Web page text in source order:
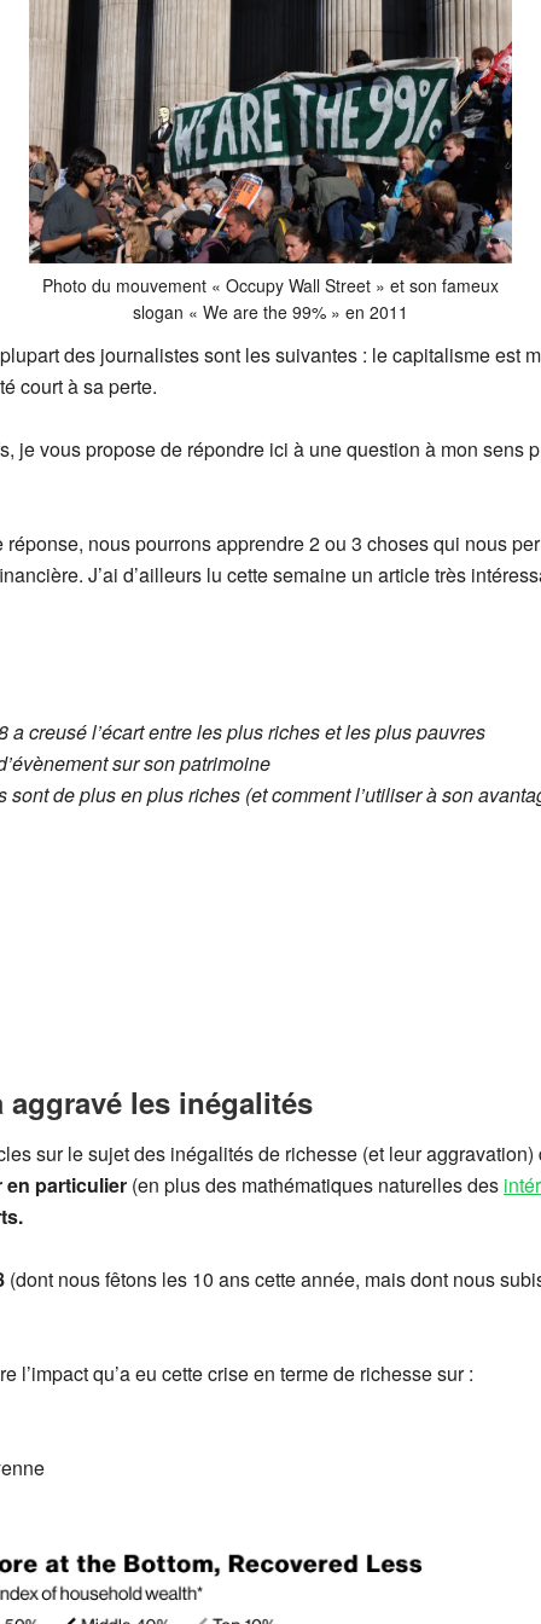
Photo du mouvement « Occupy Wall Street » et son fameux
slogan « We are the 99% » en 2011
des journalistes sont les suivantes : le capitalisme est
court à sa perte.
je vous propose de répondre ici à une question à mon sens
nous pourrons apprendre 2 ou 3 choses qui nous
J’ai d’ailleurs lu cette semaine un article très
creusé l’écart entre les plus riches et les plus pauvres
sur son patrimoine
de plus en plus riches (et comment l’utiliser à son
aggravé les inégalités
sur le sujet des inégalités de richesse (et leur
en particulier (en plus des mathématiques naturelles des
(dont nous fêtons les 10 ans cette année, mais dont nous
l’impact qu’a eu cette crise en terme de richesse sur :